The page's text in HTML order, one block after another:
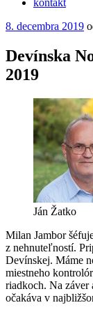
kontakt
Publikované
8. decembra 2019
Devínska
2019
Ján Žatko
Milan Jambor
z nehnuteľností.
Devínskej. Máme
miestneho
riadkoch. Na záver
očakáva v